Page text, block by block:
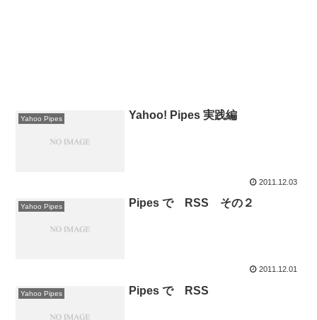
Yahoo Pipes Yahoo! Pipes 実践編
2011.12.03
Yahoo Pipes Pipes で RSS その２
2011.12.01
Yahoo Pipes Pipes で RSS